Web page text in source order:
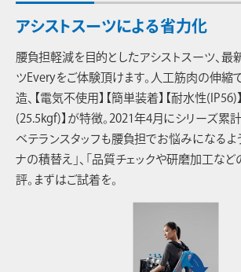
アシストスーツによる省力化
腰負担軽減を目的としたアシストスーツ、最
ツEveryをご体験頂けます。人工筋肉の伸縮
造、【電気不使用】【簡単装着】【耐水性(IP56)
(25.5kgf)】が特徴。2021年4月にシリーズ累
ベテランスタッフも腰負担でお悩みになるよ
ナの積替え」、「品質チェックや研磨加工な
評。まずはご試着を。